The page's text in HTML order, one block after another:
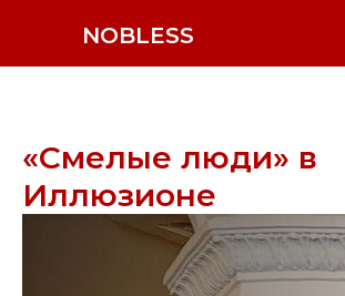
NOBLESS
«Смелые люди» в
Иллюзионе